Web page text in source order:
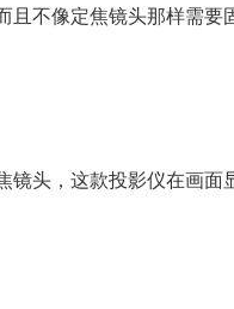
且不像定焦镜头那样需
镜头，这款投影仪在画